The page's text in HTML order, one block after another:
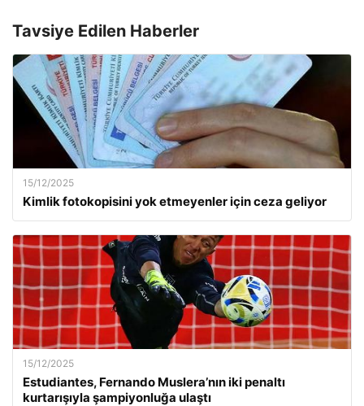
Tavsiye Edilen Haberler
15/12/2025
Kimlik fotokopisini yok etmeyenler için ceza geliyor
15/12/2025
Estudiantes, Fernando Muslera’nın iki penaltı
kurtarışıyla şampiyonluğa ulaştı